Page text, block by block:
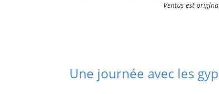
Ventus est
Une journée avec les